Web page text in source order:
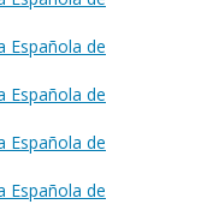
Española de
Española de
Española de
Española de